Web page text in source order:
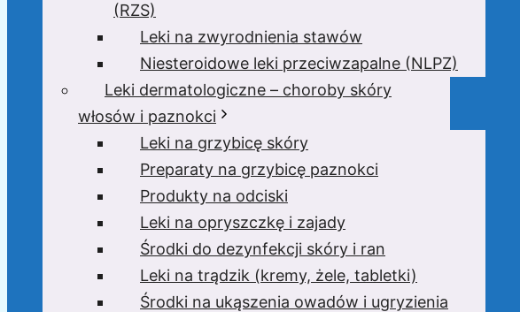
(RZS)
Leki na zwyrodnienia stawów
Niesteroidowe leki przeciwzapalne (NLPZ)
Leki dermatologiczne – choroby skóry
włosów i paznokci
Leki na grzybicę skóry
Preparaty na grzybicę paznokci
Produkty na odciski
Leki na opryszczkę i zajady
Środki do dezynfekcji skóry i ran
Leki na trądzik (kremy, żele, tabletki)
Środki na ukąszenia owadów i ugryzienia